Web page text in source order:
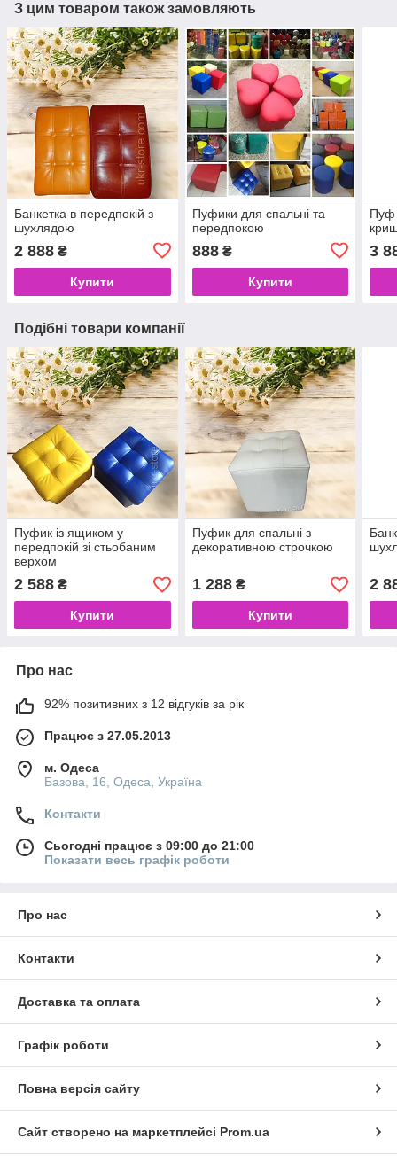
З цим товаром також замовляють
Банкетка в передпокій з
шухлядою
2 888 ₴
Купити
Пуфики для спальні та
передпокою
888₴
Купити
Пуф
3
Подібні товари компанії
Пуфик із ящиком у
передпокій зі стьобаним
верхом
2 588 ₴
Купити
Пуфик для спальні з
декоративною строчкою
1 288₴
Купити
2
Про нас
92% позитивних з 12 відгуків за рік
Працює з 27.05.2013
м. Одеса
Базова, 16, Одеса, Україна
Контакти
Сьогодні працює з 09:00 до 21:00
Показати весь графік роботи
Про нас
Контакти
Доставка та оплата
Графік роботи
Повна версія сайту
Сайт створено на маркетплейсі Prom.ua